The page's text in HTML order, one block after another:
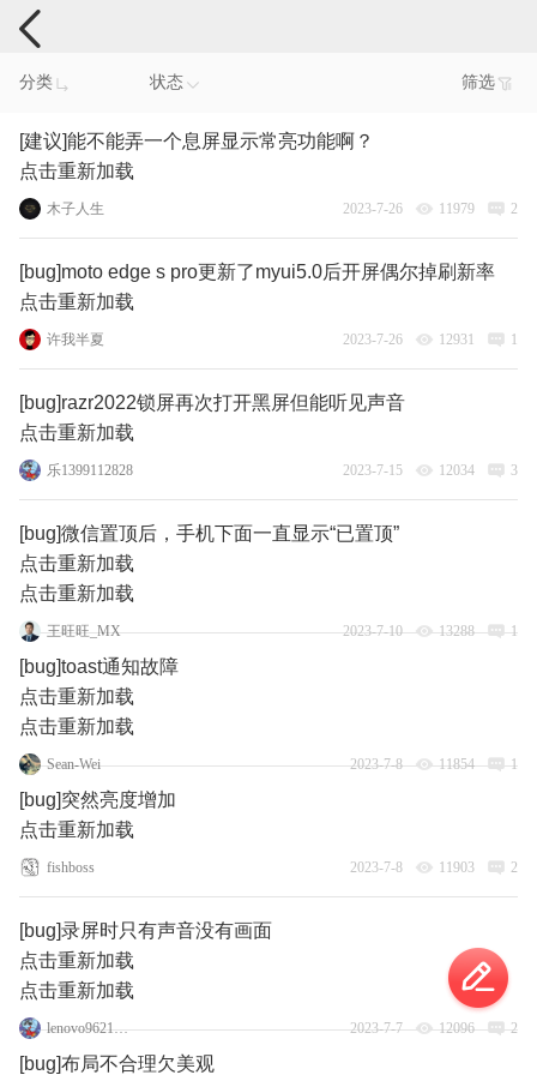
手机反馈
分类 状态 筛选
[建议]能不能弄一个息屏显示常亮功能啊？
点击重新加载
木子人生 2023-7-26 11979 2
[bug]moto edge s pro更新了myui5.0后开屏偶尔掉刷新率
点击重新加载
许我半夏 2023-7-26 12931 1
[bug]razr2022锁屏再次打开黑屏但能听见声音
点击重新加载
乐1399112828 2023-7-15 12034 3
[bug]微信置顶后，手机下面一直显示“已置顶”
点击重新加载
点击重新加载
王旺旺_MX 2023-7-10 13288 1
[bug]toast通知故障
点击重新加载
点击重新加载
Sean-Wei 2023-7-8 11854 1
[bug]突然亮度增加
点击重新加载
fishboss 2023-7-8 11903 2
[bug]录屏时只有声音没有画面
点击重新加载
点击重新加载
lenovo96219676 2023-7-7 12096 2
[bug]布局不合理欠美观